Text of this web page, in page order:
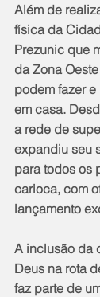
Além de
física da
Prezunic que
da Zona
podem fazer
em casa.
a rede de
expandiu seu
para todos os
carioca, com
lançamento
A inclusão da
Deus na rota
faz parte de